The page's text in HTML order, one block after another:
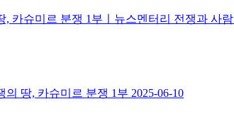
, 카슈미르 분쟁 1부ㅣ뉴스멘터리 전쟁과 사람
의 땅, 카슈미르 분쟁 1부 2025-06-10